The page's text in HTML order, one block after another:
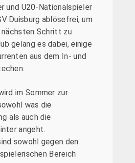
und U20-Nationalspieler
Duisburg ablösefrei, um
nächsten Schritt zu
gelang es dabei, einige
aus dem In- und
im Sommer zur
was die
als auch die
angeht.
sowohl gegen den
Bereich